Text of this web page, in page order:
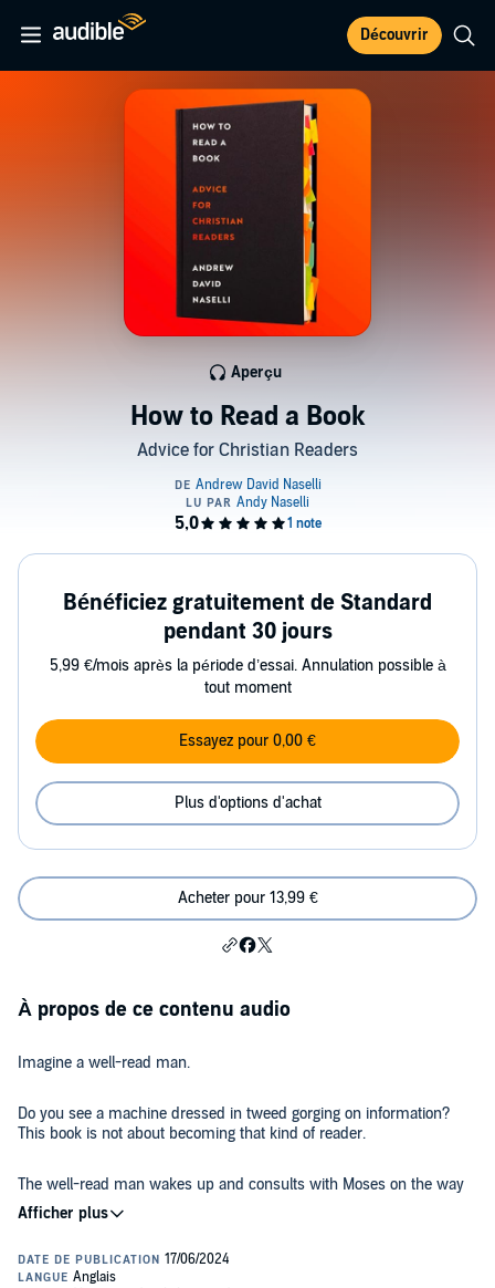
Découvrir
How to Read a Book
Advice for Christian Readers
Aperçu
Bénéficiez gratuitement de Standard
pendant 30 jours
5,99 €/mois après la période d’essai. Annulation possible à
tout moment
Essayez pour 0,00 €
Plus d'options d'achat
Acheter pour 13,99 €
À propos de ce contenu audio
Imagine a well-read man.
Do you see a machine dressed in tweed gorging on information?
This book is not about becoming that kind of reader.
The well-read man wakes up and consults with Moses on the way
to work.
He sips his coffee and ponders the wisdom of Hannibal's elephants
crossing the Alps.